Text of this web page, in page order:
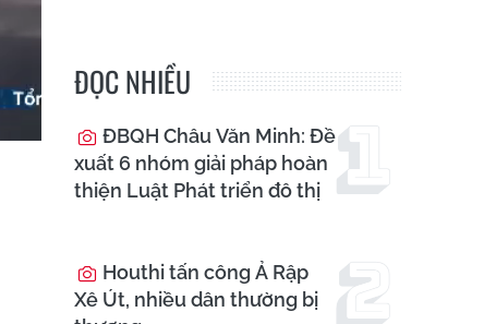
ĐỌC NHIỀU
ĐBQH Châu Văn Minh: Đề
xuất 6 nhóm giải pháp hoàn
thiện Luật Phát triển đô thị
Houthi tấn công Ả Rập
Xê Út, nhiều dân thường bị